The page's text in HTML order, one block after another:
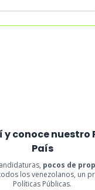
y conoce nuestro
País
pocos de
los venezolanos, un
Políticas Públicas.